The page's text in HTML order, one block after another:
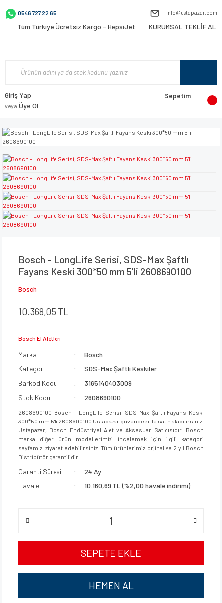
0546 727 22 65 info@ustapazar.com
Tüm Türkiye Ücretsiz Kargo - HepsiJet KURUMSAL TEKLİF AL
Giriş Yap
veya Üye Ol
Sepetim
Bosch - LongLife Serisi, SDS-Max Şaftlı
Fayans Keski 300*50 mm 5'li 2608690100
Bosch
10.368,05 TL
Bosch El Aletleri
Marka
Bosch
Kategori
SDS-Max Şaftlı Keskiler
Barkod Kodu
3165140403009
Stok Kodu
2608690100
2608690100 Bosch - LongLife Serisi, SDS-Max Şaftlı Fayans Keski
300*50 mm 5'li 2608690100 Ustapazar güvencesi ile satın alabilirsiniz.
Ustapazar, Bosch Endüstriyel Alet ve Aksesuar Satıcısıdır. Bosch
marka diğer ürün modellerimizi incelemek için ilgili kategori
sayfamızı ziyaret edebilirsiniz. Tüm ürünlerimiz orjinal ve 2 yıl Bosch
Distribütör garantilidir.
Garanti Süresi
24 Ay
Havale
10.160,69 TL (%2,00 havale indirimi)
SEPETE EKLE
HEMEN AL